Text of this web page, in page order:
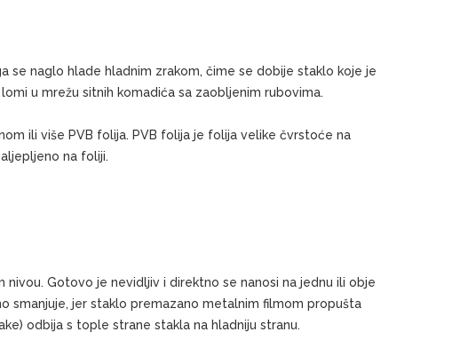
se naglo hlade hladnim zrakom, čime se dobije staklo koje je
u mrežu sitnih komadića sa zaobljenim rubovima.
ili više PVB folija. PVB folija je folija velike čvrstoće na
na foliji.
Gotovo je nevidljiv i direktno se nanosi na jednu ili obje
smanjuje, jer staklo premazano metalnim filmom propušta
odbija s tople strane stakla na hladniju stranu.